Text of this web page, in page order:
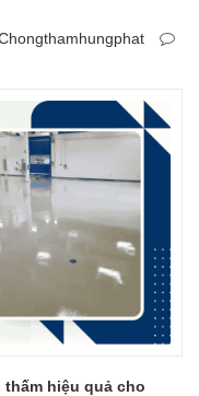
hiệu quả cho